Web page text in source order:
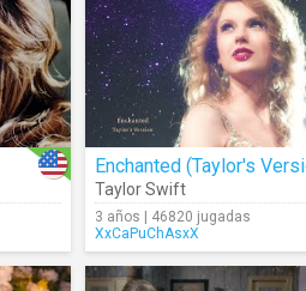
Taylor Swift
3 años | 46820 jugadas
XxCaPuChAsxX